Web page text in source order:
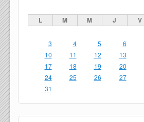
L M M J V
3
4 5 6
10
11 12 13
17
18 19 20
24
25 26 27
31